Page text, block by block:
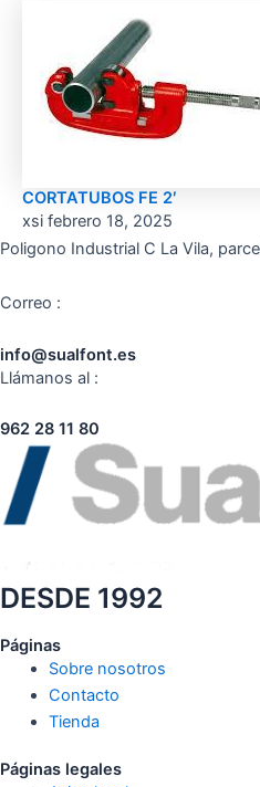
CORTATUBOS FE 2′
xsi febrero 18, 2025
Poligono Industrial C La Vila,
Correo :
info@sualfont.es
Llámanos al :
962 28 11 80
DESDE 1992
Páginas
Sobre nosotros
Contacto
Tienda
Páginas legales